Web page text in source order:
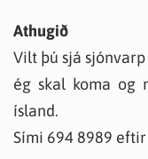
Athugið
Vilt þú sjá
ég skal koma og
ísland.
Sími 694 8989